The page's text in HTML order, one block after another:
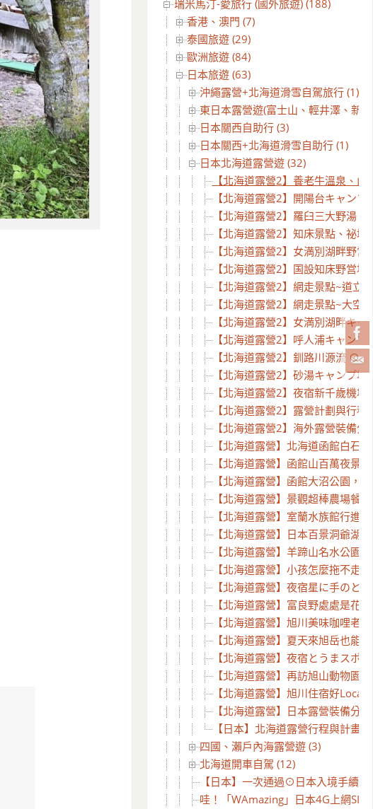
瑞米馬汀-愛旅行 (國外旅遊) (188)
香港、澳門 (7)
泰國旅遊 (29)
歐洲旅遊 (84)
日本旅遊 (63)
沖繩露營+北海道滑雪自駕旅行 (1)
東日本露營遊(富士山、輕井澤、新
日本關西自助行 (3)
日本關西+北海道滑雪自助行 (1)
日本北海道露營遊 (32)
【北海道露營2】養老牛溫泉、
【北海道露營2】開陽台キャン
【北海道露營2】羅臼三大野湯
【北海道露營2】知床景點、祕
【北海道露營2】女満別湖畔野
【北海道露營2】国設知床野営
【北海道露營2】網走景點~道立
【北海道露營2】網走景點~大空
【北海道露營2】女満別湖畔キ
【北海道露營2】呼人浦キャン
【北海道露營2】釧路川源流 ⊙
【北海道露營2】砂湯キャンプ
【北海道露營2】夜宿新千歲機
【北海道露營2】露營計劃與行程
【北海道露營2】海外露營裝備分
【北海道露營】北海道函館白石
【北海道露營】函館山百萬夜景
【北海道露營】函館大沼公園，
【北海道露營】景觀超棒農場餐
【北海道露營】室蘭水族館行進
【北海道露營】日本百景洞爺湖
【北海道露營】羊蹄山名水公園
【北海道露營】小孩怎麼拖不走
【北海道露營】夜宿星に手のと
【北海道露營】富良野處處是花
【北海道露營】旭川美味咖哩老
【北海道露營】夏天來旭岳也能
【北海道露營】夜宿とうまスポ
【北海道露營】再訪旭山動物園
【北海道露營】旭川住宿好Local
【北海道露營】日本露營裝備分
【日本】北海道露營行程與計畫
四國、瀨戶內海露營遊 (3)
北海道開車自駕 (12)
【日本】一次通過⊙日本入境手續線
哇！「WAmazing」日本4G上網